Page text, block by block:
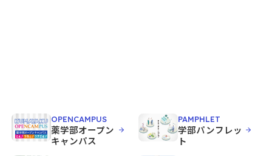
OPENCAMPUS
薬学部オープン
キャンパス
PAMPHLET
学部パンフレッ
ト